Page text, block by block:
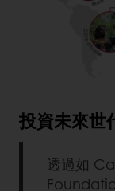
投資未來世
透過如